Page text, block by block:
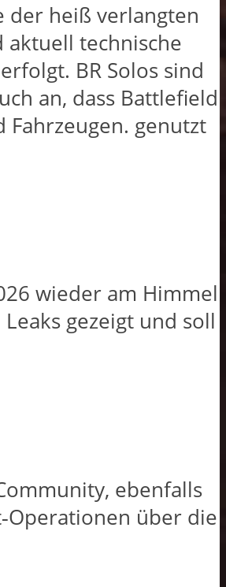
der heiß verlangten
aktuell technische
BR Solos sind
an, dass Battlefield
Fahrzeugen. genutzt
wieder am Himmel
gezeigt und soll
ebenfalls
über die